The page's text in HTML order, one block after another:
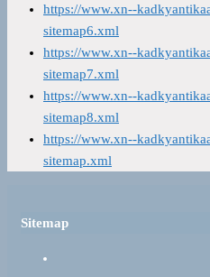
https://www.xn--
sitemap6.xml
https://www.xn--
sitemap7.xml
https://www.xn--
sitemap8.xml
https://www.xn--
sitemap.xml
Sitemap